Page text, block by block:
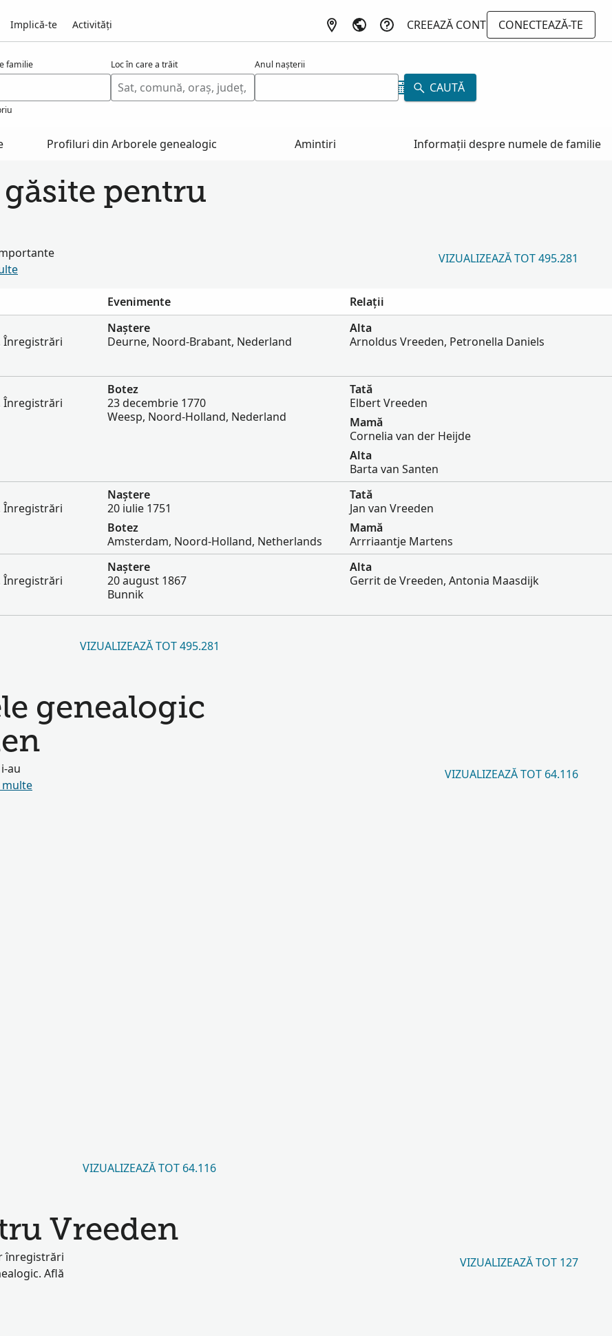
Implică-te Activități CREEAZĂ CONT
CONECTEAZĂ-TE
familie Loc în care a trăit Anul nașterii
CAUTĂ
Profiluri din Arborele genealogic Amintiri Informații despre numele de familie
pentru
VIZUALIZEAZĂ TOT 495.281
Evenimente
Relații
Înregistrări
Naștere
Deurne, Noord-Brabant, Nederland
Alta
Arnoldus Vreeden, Petronella Daniels
Înregistrări
Botez
23 decembrie 1770
Weesp, Noord-Holland, Nederland
Tată
Elbert Vreeden
Mamă
Cornelia van der Heijde
Alta
Barta van Santen
Înregistrări
Naștere
20 iulie 1751
Botez
Amsterdam, Noord-Holland, Netherlands
Tată
Jan van Vreeden
Mamă
Arrriaantje Martens
Înregistrări
Naștere
20 august 1867
Bunnik
Alta
Gerrit de Vreeden, Antonia Maasdijk
VIZUALIZEAZĂ TOT 495.281
genealogic
au
multe
VIZUALIZEAZĂ TOT 64.116
VIZUALIZEAZĂ TOT 64.116
Vreeden
înregistrări
Află
VIZUALIZEAZĂ TOT 127